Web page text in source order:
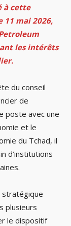
à cette
11 mai 2026,
les intérêts
du conseil
de
poste avec une
et le
du Tchad, il
d’institutions
stratégique
plusieurs
le dispositif